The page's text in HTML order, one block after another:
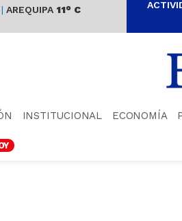
| AREQUIPA 11° C
INSTITUCIONAL ECONOMÍA